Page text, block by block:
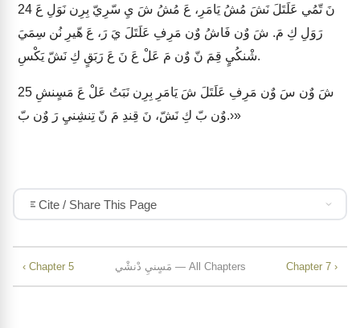
24
رَوَلِ كِ مَ. شَ وٌن فَاشُ وٌن مَرِفِ عَلَتَلَ يَ رَ، عَ هّيرِ نُن سِمَيَ
شْنكُيٍ قِمَ نّ وٌن مَ عَلْ عَ نَ عَ رَبَقٍ كِ نَشّ يَكْسِ.
25
وٌن بّ كِ نَشّ، نَ قِندِ مَ نّ تِنشِنيِ رَ وٌن بّ.›»
Cite / Share This Page
‹ Chapter 5 مَسٍنيِ دْنشْي — All Chapters Chapter 7 ›